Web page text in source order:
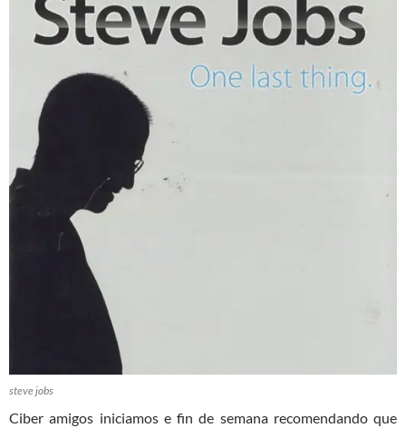
steve jobs
Ciber amigos iniciamos e fin de semana recomendando que